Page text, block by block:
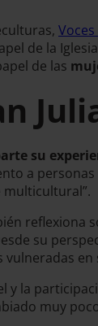
de la
de las
su
a
reflexiona
su
en
y la
muy